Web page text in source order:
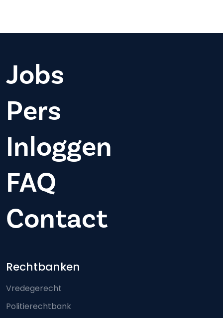
Jobs
Pers
Inloggen
FAQ
Contact
Footer-menu
Rechtbanken
Vredegerecht
Politierechtbank